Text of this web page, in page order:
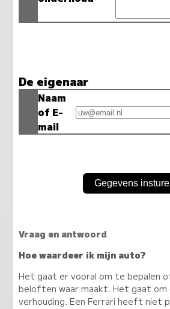
De eigenaar
Naam
of E-
mail
Vraag en antwoord
Hoe waardeer ik mijn auto?
Het gaat er vooral om te bepalen
beloften waar maakt. Het gaat
verhouding. Een Ferrari heeft niet